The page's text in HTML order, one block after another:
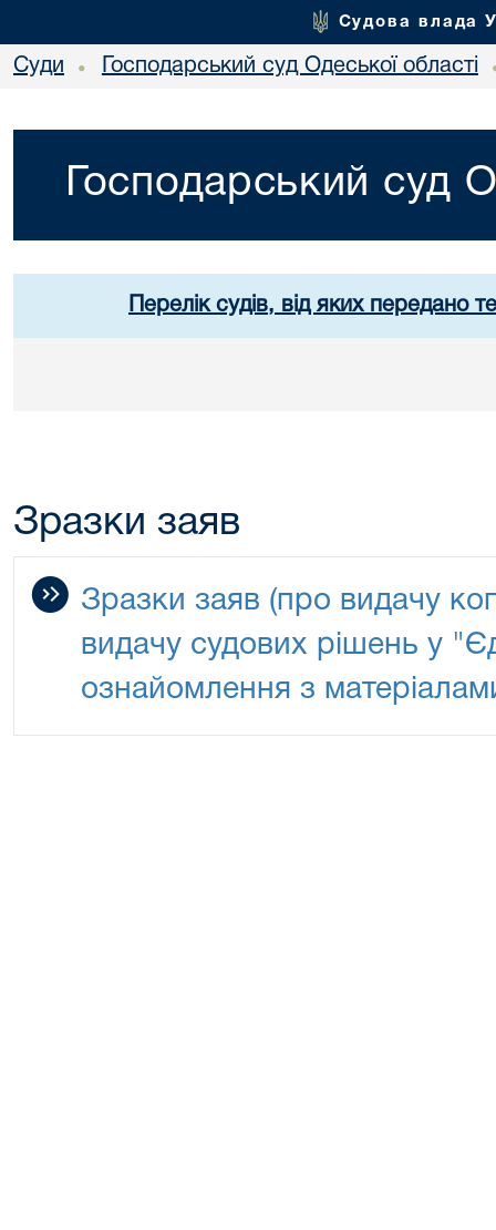
Судова влада
Суди • Господарський суд Одеської області
Господарський суд
Перелік судів, від яких передано
Зразки заяв
Зразки заяв (про видачу
видачу судових рішень у
ознайомлення з